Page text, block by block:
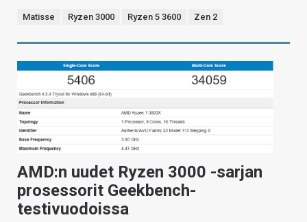
Matisse Ryzen 3000 Ryzen 5 3600 Zen 2
AMD:n uudet Ryzen 3000 -sarjan
prosessorit Geekbench-
testivuodoissa